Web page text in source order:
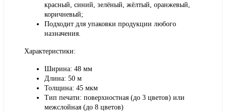
красный, синий, зелёный, жёлтый, оранжевый,
коричневый;
Подходит для упаковки продукции любого
назначения.
Характеристики:
Ширина: 48 мм
Длина: 50 м
Толщина: 45 мкм
Тип печати: поверхностная (до 3 цветов) или
межслойная (до 8 цветов)